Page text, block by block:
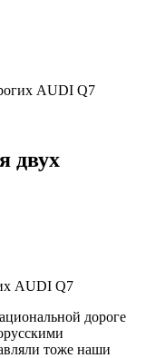
AUDI Q7
двух
дороге
тоже наши